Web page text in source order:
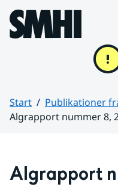
Hoppa till sidans innehåll
Start
Publikationer
Algrapport nummer 8,
Algrapport